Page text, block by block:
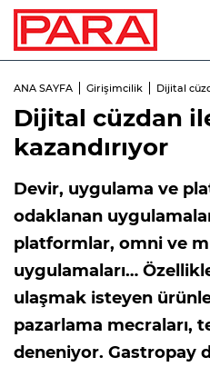
ANA SAYFA Girişimcilik Dijital
Dijital cüzdan
kazandırıyor
Devir, uygulama ve
odaklanan
platformlar, omni ve
uygulamaları…
ulaşmak isteyen
pazarlama mecraları,
deneniyor. Gastropay